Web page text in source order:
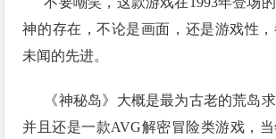
神的存在，不论是画面，还是游戏性
未闻的先进。
《神秘岛》大概是最为古老的荒岛
并且还是一款AVG解密冒险类游戏，